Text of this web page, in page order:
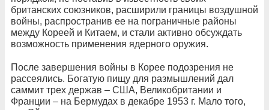
британских союзников, расширили границы воздушной
войны, распространив ее на пограничные районы
между Кореей и Китаем, и стали активно обсуждать
возможность применения ядерного оружия.
После завершения войны в Корее подозрения не
рассеялись. Богатую пищу для размышлений дал
саммит трех держав – США, Великобритании и
Франции – на Бермудах в декабре 1953 г. Мало того,